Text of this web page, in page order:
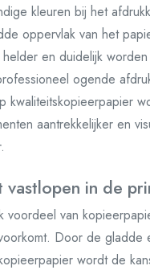
kleuren bij het
oppervlak van het
en duidelijk
ogende
kwaliteitskopieerpapier
aantrekkelijker en
vastlopen in de
voordeel van
Door de gladde
wordt de